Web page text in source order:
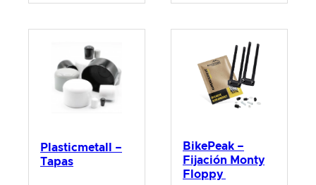
Plasticmetall –
Tapas
BikePeak –
Fijación Monty
Floppy